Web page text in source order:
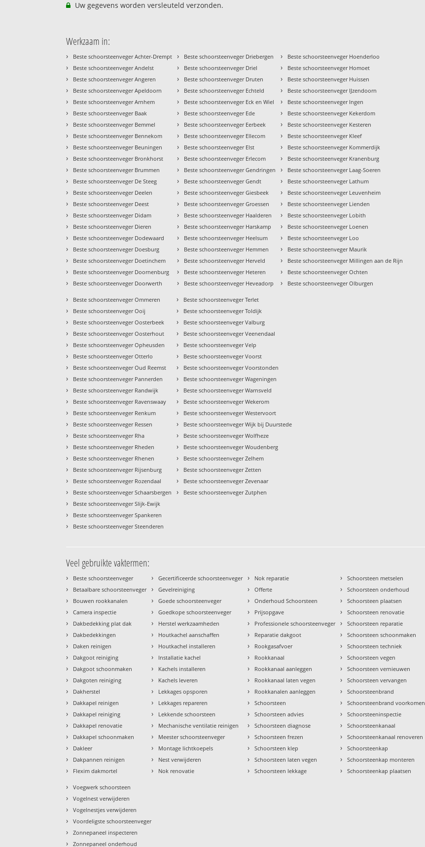
Uw gegevens worden versleuteld verzonden.
Werkzaam in:
› Beste schoorsteenveger Achter-Drempt
› Beste schoorsteenveger Andelst
› Beste schoorsteenveger Angeren
› Beste schoorsteenveger Apeldoorn
› Beste schoorsteenveger Arnhem
› Beste schoorsteenveger Baak
› Beste schoorsteenveger Bemmel
› Beste schoorsteenveger Bennekom
› Beste schoorsteenveger Beuningen
› Beste schoorsteenveger Bronkhorst
› Beste schoorsteenveger Brummen
› Beste schoorsteenveger De Steeg
› Beste schoorsteenveger Deelen
› Beste schoorsteenveger Deest
› Beste schoorsteenveger Didam
› Beste schoorsteenveger Dieren
› Beste schoorsteenveger Dodewaard
› Beste schoorsteenveger Doesburg
› Beste schoorsteenveger Doetinchem
› Beste schoorsteenveger Doornenburg
› Beste schoorsteenveger Doorwerth
› Beste schoorsteenveger Driebergen
› Beste schoorsteenveger Driel
› Beste schoorsteenveger Druten
› Beste schoorsteenveger Echteld
› Beste schoorsteenveger Eck en Wiel
› Beste schoorsteenveger Ede
› Beste schoorsteenveger Eerbeek
› Beste schoorsteenveger Ellecom
› Beste schoorsteenveger Elst
› Beste schoorsteenveger Erlecom
› Beste schoorsteenveger Gendringen
› Beste schoorsteenveger Gendt
› Beste schoorsteenveger Giesbeek
› Beste schoorsteenveger Groessen
› Beste schoorsteenveger Haalderen
› Beste schoorsteenveger Harskamp
› Beste schoorsteenveger Heelsum
› Beste schoorsteenveger Hemmen
› Beste schoorsteenveger Herveld
› Beste schoorsteenveger Heteren
› Beste schoorsteenveger Heveadorp
› Beste schoorsteenveger Hoenderloo
› Beste schoorsteenveger Homoet
› Beste schoorsteenveger Huissen
› Beste schoorsteenveger IJzendoorn
› Beste schoorsteenveger Ingen
› Beste schoorsteenveger Kekerdom
› Beste schoorsteenveger Kesteren
› Beste schoorsteenveger Kleef
› Beste schoorsteenveger Kommerdijk
› Beste schoorsteenveger Kranenburg
› Beste schoorsteenveger Laag-Soeren
› Beste schoorsteenveger Lathum
› Beste schoorsteenveger Leuvenheim
› Beste schoorsteenveger Lienden
› Beste schoorsteenveger Lobith
› Beste schoorsteenveger Loenen
› Beste schoorsteenveger Loo
› Beste schoorsteenveger Maurik
› Beste schoorsteenveger Millingen aan de Rijn
› Beste schoorsteenveger Ochten
› Beste schoorsteenveger Olburgen
› Beste schoorsteenveger Ommeren
› Beste schoorsteenveger Ooij
› Beste schoorsteenveger Oosterbeek
› Beste schoorsteenveger Oosterhout
› Beste schoorsteenveger Opheusden
› Beste schoorsteenveger Otterlo
› Beste schoorsteenveger Oud Reemst
› Beste schoorsteenveger Pannerden
› Beste schoorsteenveger Randwijk
› Beste schoorsteenveger Ravenswaay
› Beste schoorsteenveger Renkum
› Beste schoorsteenveger Ressen
› Beste schoorsteenveger Rha
› Beste schoorsteenveger Rheden
› Beste schoorsteenveger Rhenen
› Beste schoorsteenveger Rijsenburg
› Beste schoorsteenveger Rozendaal
› Beste schoorsteenveger Schaarsbergen
› Beste schoorsteenveger Slijk-Ewijk
› Beste schoorsteenveger Spankeren
› Beste schoorsteenveger Steenderen
› Beste schoorsteenveger Terlet
› Beste schoorsteenveger Toldijk
› Beste schoorsteenveger Valburg
› Beste schoorsteenveger Veenendaal
› Beste schoorsteenveger Velp
› Beste schoorsteenveger Voorst
› Beste schoorsteenveger Voorstonden
› Beste schoorsteenveger Wageningen
› Beste schoorsteenveger Warnsveld
› Beste schoorsteenveger Wekerom
› Beste schoorsteenveger Westervoort
› Beste schoorsteenveger Wijk bij Duurstede
› Beste schoorsteenveger Wolfheze
› Beste schoorsteenveger Woudenberg
› Beste schoorsteenveger Zelhem
› Beste schoorsteenveger Zetten
› Beste schoorsteenveger Zevenaar
› Beste schoorsteenveger Zutphen
Veel gebruikte vaktermen:
› Beste schoorsteenveger
› Betaalbare schoorsteenveger
› Bouwen rookkanalen
› Camera inspectie
› Dakbedekking plat dak
› Dakbedekkingen
› Daken reinigen
› Dakgoot reiniging
› Dakgoot schoonmaken
› Dakgoten reiniging
› Dakherstel
› Dakkapel reinigen
› Dakkapel reiniging
› Dakkapel renovatie
› Dakkapel schoonmaken
› Dakleer
› Dakpannen reinigen
› Flexim dakmortel
› Gecertificeerde schoorsteenveger
› Gevelreiniging
› Goede schoorsteenveger
› Goedkope schoorsteenveger
› Herstel werkzaamheden
› Houtkachel aanschaffen
› Houtkachel installeren
› Installatie kachel
› Kachels installeren
› Kachels leveren
› Lekkages opsporen
› Lekkages repareren
› Lekkende schoorsteen
› Mechanische ventilatie reinigen
› Meester schoorsteenveger
› Montage lichtkoepels
› Nest verwijderen
› Nok renovatie
› Nok reparatie
› Offerte
› Onderhoud Schoorsteen
› Prijsopgave
› Professionele schoorsteenveger
› Reparatie dakgoot
› Rookgasafvoer
› Rookkanaal
› Rookkanaal aanleggen
› Rookkanaal laten vegen
› Rookkanalen aanleggen
› Schoorsteen
› Schoorsteen advies
› Schoorsteen diagnose
› Schoorsteen frezen
› Schoorsteen klep
› Schoorsteen laten vegen
› Schoorsteen lekkage
› Schoorsteen metselen
› Schoorsteen onderhoud
› Schoorsteen plaatsen
› Schoorsteen renovatie
› Schoorsteen reparatie
› Schoorsteen schoonmaken
› Schoorsteen techniek
› Schoorsteen vegen
› Schoorsteen vernieuwen
› Schoorsteen vervangen
› Schoorsteenbrand
› Schoorsteenbrand voorkomen
› Schoorsteeninspectie
› Schoorsteenkanaal
› Schoorsteenkanaal renoveren
› Schoorsteenkap
› Schoorsteenkap monteren
› Schoorsteenkap plaatsen
› Voegwerk schoorsteen
› Vogelnest verwijderen
› Vogelnestjes verwijderen
› Voordeligste schoorsteenveger
› Zonnepaneel inspecteren
› Zonnepaneel onderhoud